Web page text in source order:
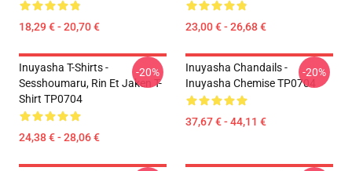
18,29 € - 20,70 € 23,00 € - 26,68 €
Inuyasha T-Shirts -
Sesshoumaru, Rin Et Jaken T-
Shirt TP0704
24,38 € - 28,06 €
-20%
Inuyasha Chandails -
Inuyasha Chemise TP0704
37,67 € - 44,11 €
-20%